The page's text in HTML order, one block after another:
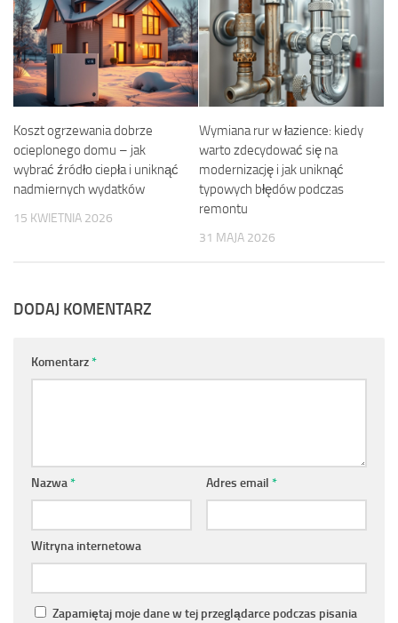
Koszt ogrzewania dobrze
ocieplonego domu – jak
wybrać źródło ciepła i uniknąć
nadmiernych wydatków
15 KWIETNIA 2026
Wymiana rur w łazience: kiedy
warto zdecydować się na
modernizację i jak uniknąć
typowych błędów podczas
remontu
31 MAJA 2026
DODAJ KOMENTARZ
Komentarz*
Nazwa* Adres email *
Witryna internetowa
Zapamiętaj moje dane w tej przeglądarce podczas pisania